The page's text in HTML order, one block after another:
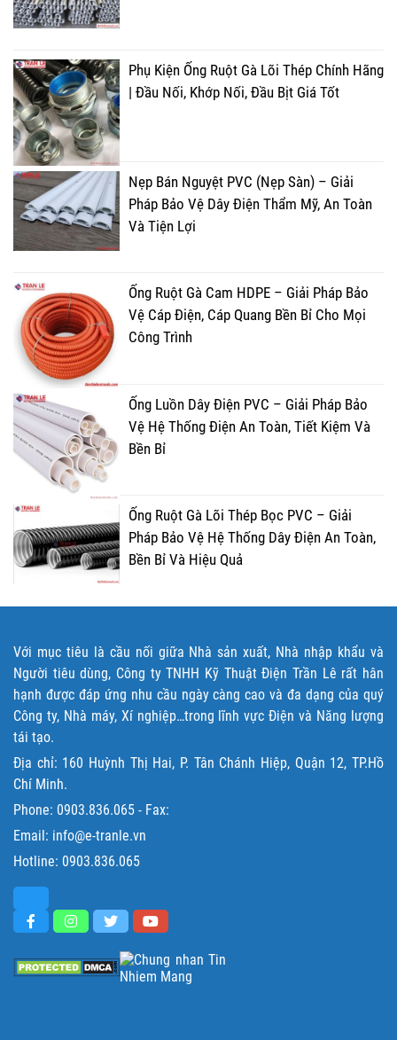
Phụ Kiện Ống Ruột Gà Lõi Thép Chính Hãng
| Đầu Nối, Khớp Nối, Đầu Bịt Giá Tốt
Nẹp Bán Nguyệt PVC (Nẹp Sàn) – Giải
Pháp Bảo Vệ Dây Điện Thẩm Mỹ, An Toàn
Và Tiện Lợi
Ống Ruột Gà Cam HDPE – Giải Pháp Bảo
Vệ Cáp Điện, Cáp Quang Bền Bỉ Cho Mọi
Công Trình
Ống Luồn Dây Điện PVC – Giải Pháp Bảo
Vệ Hệ Thống Điện An Toàn, Tiết Kiệm Và
Bền Bỉ
Ống Ruột Gà Lõi Thép Bọc PVC – Giải
Pháp Bảo Vệ Hệ Thống Dây Điện An Toàn,
Bền Bỉ Và Hiệu Quả
Với mục tiêu là cầu nối giữa Nhà sản xuất, Nhà nhập khẩu và
Người tiêu dùng, Công ty TNHH Kỹ Thuật Điện Trần Lê rất hân
hạnh được đáp ứng nhu cầu ngày càng cao và đa dạng của quý
Công ty, Nhà máy, Xí nghiệp…trong lĩnh vực Điện và Năng lượng
tái tạo.
Địa chỉ: 160 Huỳnh Thị Hai, P. Tân Chánh Hiệp, Quận 12, TP.Hồ
Chí Minh.
Phone: 0903.836.065 - Fax:
Email: info@e-tranle.vn
Hotline: 0903.836.065